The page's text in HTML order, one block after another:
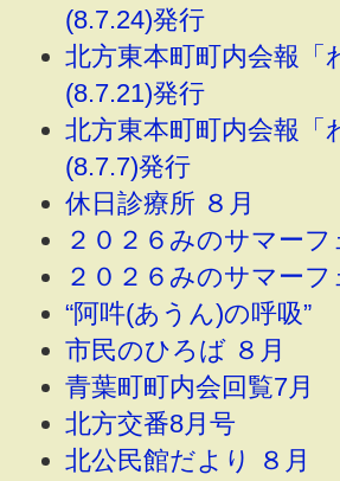
(8.7.24)発行
北方東本町町内会報「
(8.7.21)発行
北方東本町町内会報「
(8.7.7)発行
休日診療所 ８月
２０２６みのサマー
２０２６みのサマーフ
“阿吽(あうん)の呼吸”
市民のひろば ８月
青葉町町内会回覧7月
北方交番8月号
北公民館だより ８月